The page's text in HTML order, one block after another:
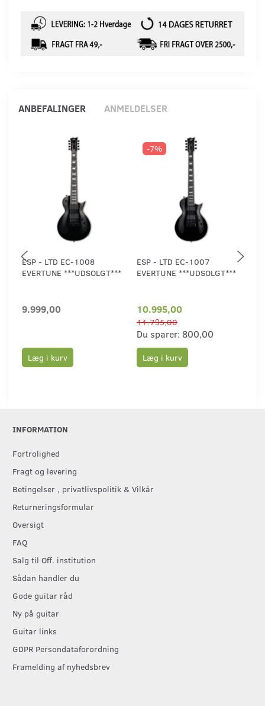
ANBEFALINGER ANMELDELSER
ESP - LTD EC-1008
EVERTUNE ***UDSOLGT***
9.999,00
Læg i kurv
-7%
ESP - LTD EC-1007
EVERTUNE ***UDSOLGT***
10.995,00
11.795,00
Du sparer: 800,00
Læg i kurv
INFORMATION
Fortrolighed
Fragt og levering
Betingelser , privatlivspolitik & Vilkår
Returneringsformular
Oversigt
FAQ
Salg til Off. institution
Sådan handler du
Gode guitar råd
Ny på guitar
Guitar links
GDPR Persondataforordning
Framelding af nyhedsbrev